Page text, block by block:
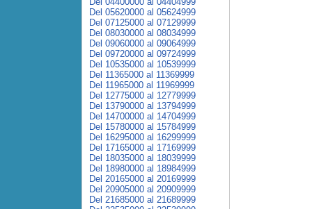
Del 05620000 al 05624999
Del 07125000 al 07129999
Del 08030000 al 08034999
Del 09060000 al 09064999
Del 09720000 al 09724999
Del 10535000 al 10539999
Del 11365000 al 11369999
Del 11965000 al 11969999
Del 12775000 al 12779999
Del 13790000 al 13794999
Del 14700000 al 14704999
Del 15780000 al 15784999
Del 16295000 al 16299999
Del 17165000 al 17169999
Del 18035000 al 18039999
Del 18980000 al 18984999
Del 20165000 al 20169999
Del 20905000 al 20909999
Del 21685000 al 21689999